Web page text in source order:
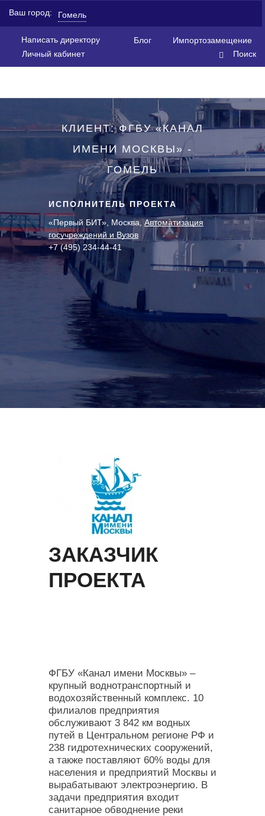
Написать директору Блог
Импортозамещение
Личный кабинет
Ваш город: Гомель
Поиск
КЛИЕНТ: ФГБУ «КАНАЛ
ИМЕНИ МОСКВЫ» -
ГОМЕЛЬ
ИСПОЛНИТЕЛЬ ПРОЕКТА
«Первый БИТ», Москва,Автоматизация
госучреждений и Вузов
+7 (495) 234-44-41
ЗАКАЗЧИК
ПРОЕКТА
ФГБУ «Канал имени Москвы» –
крупный воднотранспортный и
водохозяйственный комплекс. 10
филиалов предприятия
обслуживают 3 842 км водных
путей в Центральном регионе РФ и
238 гидротехнических сооружений,
а также поставляют 60% воды для
населения и предприятий Москвы и
вырабатывают электроэнергию. В
задачи предприятия входит
санитарное обводнение реки